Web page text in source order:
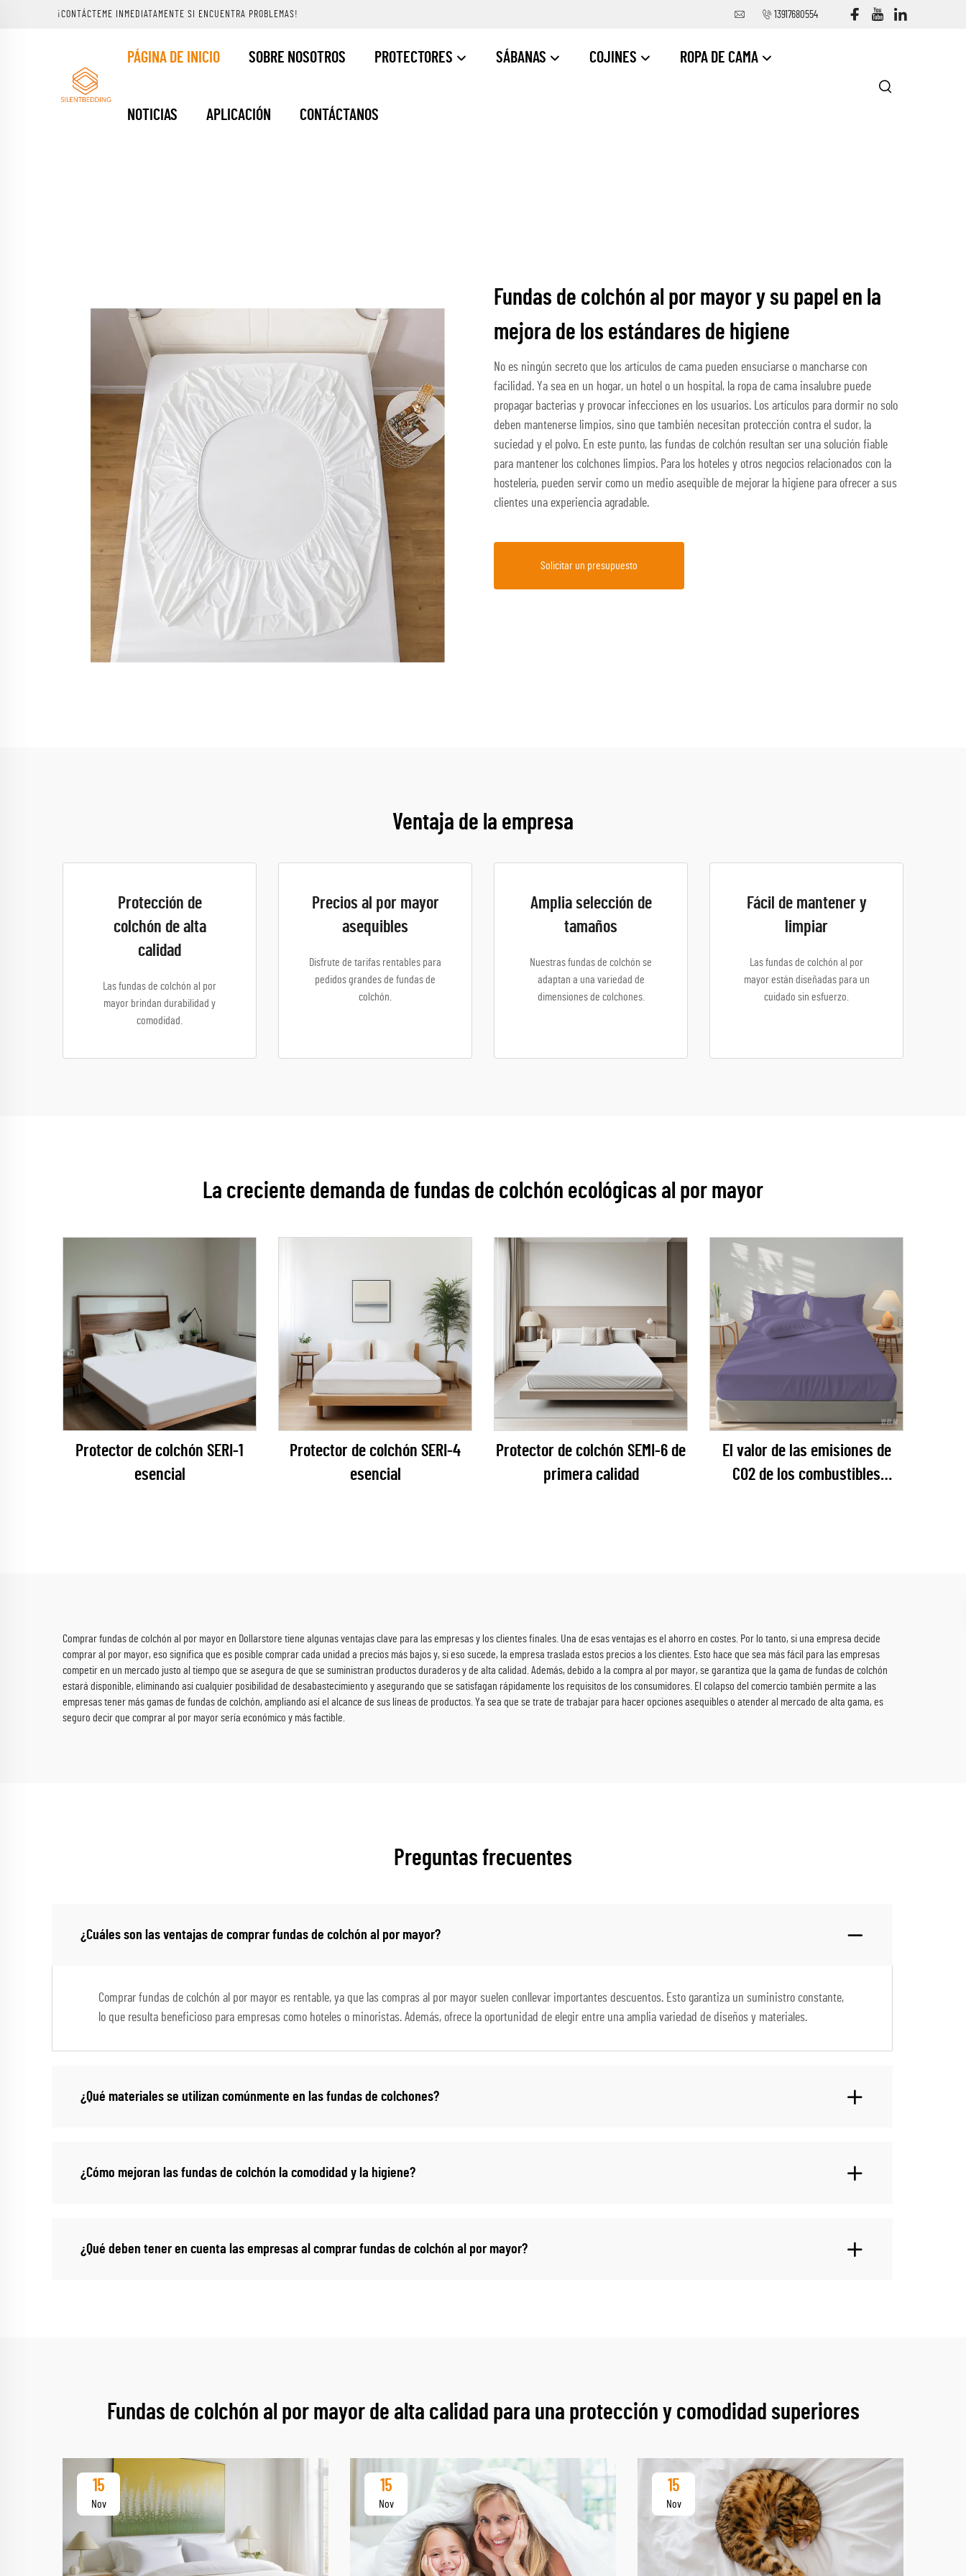
¡CONTÁCTEME INMEDIATAMENTE SI ENCUENTRA PROBLEMAS! 13917680554
PÁGINA DE INICIO SOBRE NOSOTROS PROTECTORES SÁBANAS COJINES ROPA DE CAMA
NOTICIAS APLICACIÓN CONTÁCTANOS
Fundas de colchón al por mayor y su papel en la
mejora de los estándares de higiene
No es ningún secreto que los artículos de cama pueden ensuciarse o mancharse con
facilidad. Ya sea en un hogar, un hotel o un hospital, la ropa de cama insalubre puede
propagar bacterias y provocar infecciones en los usuarios. Los artículos para dormir no solo
deben mantenerse limpios, sino que también necesitan protección contra el sudor, la
suciedad y el polvo. En este punto, las fundas de colchón resultan ser una solución fiable
para mantener los colchones limpios. Para los hoteles y otros negocios relacionados con la
hostelería, pueden servir como un medio asequible de mejorar la higiene para ofrecer a sus
clientes una experiencia agradable.
Solicitar un presupuesto
Ventaja de la empresa
Protección de
colchón de alta
calidad
Las fundas de colchón al por
mayor brindan durabilidad y
comodidad.
Precios al por mayor
asequibles
Disfrute de tarifas rentables para
pedidos grandes de fundas de
colchón.
Amplia selección de
tamaños
Nuestras fundas de colchón se
adaptan a una variedad de
dimensiones de colchones.
Fácil de mantener y
limpiar
Las fundas de colchón al por
mayor están diseñadas para un
cuidado sin esfuerzo.
La creciente demanda de fundas de colchón ecológicas al por mayor
Protector de colchón SERI-1
esencial
Protector de colchón SERI-4
esencial
Protector de colchón SEMI-6 de
primera calidad
El valor de las emisiones de
CO2 de los combustibles
Comprar fundas de colchón al por mayor en Dollarstore tiene algunas ventajas clave para las empresas y los clientes finales. Una de esas ventajas es el ahorro en costes. Por lo tanto, si una empresa decide
comprar al por mayor, eso significa que es posible comprar cada unidad a precios más bajos y, si eso sucede, la empresa traslada estos precios a los clientes. Esto hace que sea más fácil para las empresas
competir en un mercado justo al tiempo que se asegura de que se suministran productos duraderos y de alta calidad. Además, debido a la compra al por mayor, se garantiza que la gama de fundas de colchón
estará disponible, eliminando así cualquier posibilidad de desabastecimiento y asegurando que se satisfagan rápidamente los requisitos de los consumidores. El colapso del comercio también permite a las
empresas tener más gamas de fundas de colchón, ampliando así el alcance de sus líneas de productos. Ya sea que se trate de trabajar para hacer opciones asequibles o atender al mercado de alta gama, es
seguro decir que comprar al por mayor sería económico y más factible.
Preguntas frecuentes
¿Cuáles son las ventajas de comprar fundas de colchón al por mayor?
Comprar fundas de colchón al por mayor es rentable, ya que las compras al por mayor suelen conllevar importantes descuentos. Esto garantiza un suministro constante,
lo que resulta beneficioso para empresas como hoteles o minoristas. Además, ofrece la oportunidad de elegir entre una amplia variedad de diseños y materiales.
¿Qué materiales se utilizan comúnmente en las fundas de colchones?
¿Cómo mejoran las fundas de colchón la comodidad y la higiene?
¿Qué deben tener en cuenta las empresas al comprar fundas de colchón al por mayor?
Fundas de colchón al por mayor de alta calidad para una protección y comodidad superiores
15
Nov
15
Nov
15
Nov